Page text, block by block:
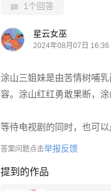
1个回答
星云女巫
2024年08月07日 16:36
涂山三姐妹是由苦情树哺
容。涂山红红勇敢果断，
等待电视剧的同时，也可
答案问题点击举报反馈
提到的作品